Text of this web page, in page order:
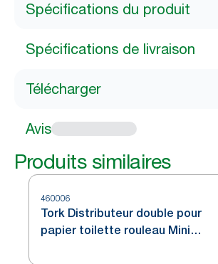
Spécifications du produit
Spécifications de livraison
Télécharger
Avis
Produits similaires
460006
Tork Distributeur double pour
papier toilette rouleau Mini